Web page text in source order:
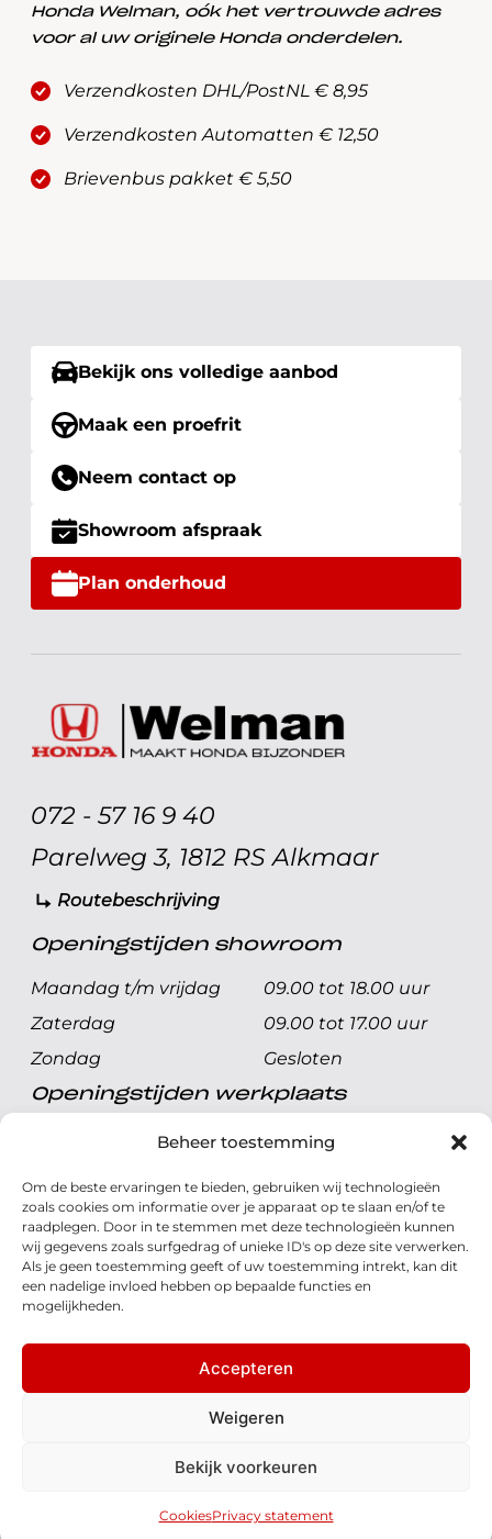
Beheer toestemming
Om de beste ervaringen te bieden, gebruiken wij technologieën
zoals cookies om informatie over je apparaat op te slaan en/of te
raadplegen. Door in te stemmen met deze technologieën kunnen
wij gegevens zoals surfgedrag of unieke ID's op deze site verwerken.
Als je geen toestemming geeft of uw toestemming intrekt, kan dit
een nadelige invloed hebben op bepaalde functies en
mogelijkheden.
Accepteren
Weigeren
Bekijk voorkeuren
CookiesPrivacy statement
Honda Welman, oók het vertrouwde adres
voor al uw originele Honda onderdelen.
Verzendkosten DHL/PostNL € 8,95
Verzendkosten Automatten € 12,50
Brievenbus pakket € 5,50
Bekijk ons volledige aanbod
Maak een proefrit
Neem contact op
Showroom afspraak
Plan onderhoud
072 - 57 16 9 40
Parelweg 3, 1812 RS Alkmaar
Routebeschrijving
Openingstijden showroom
Maandag t/m vrijdag
09.00 tot 18.00 uur
Zaterdag
09.00 tot 17.00 uur
Zondag
Gesloten
Openingstijden werkplaats
Maandag t/m vrijdag
08.00 tot 17.00 uur
Zondag
Gesloten
Volg ons
© 2026 - Honda Welman
Algemene voorwaarden
Realisatie: QStylez